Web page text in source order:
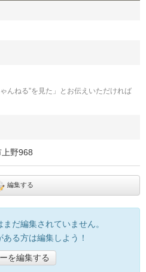
んねる”を見た」とお伝えいただければ
野968
編集する
だ編集されていません。
る方は編集しよう！
を編集する